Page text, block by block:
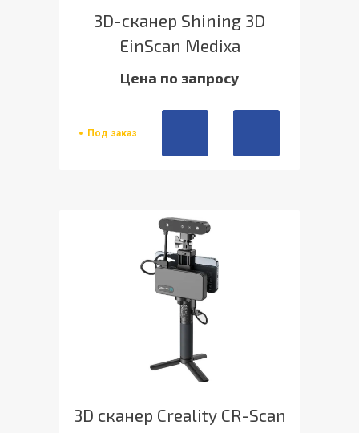
3D-сканер Shining 3D
EinScan Medixa
Цена по запросу
Под заказ
3D сканер Creality CR-Scan